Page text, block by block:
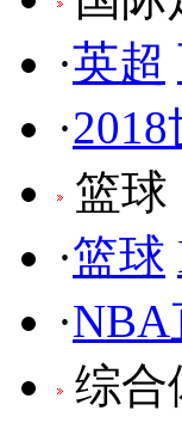
·英超
·
篮球
·篮球
·NBA
综合